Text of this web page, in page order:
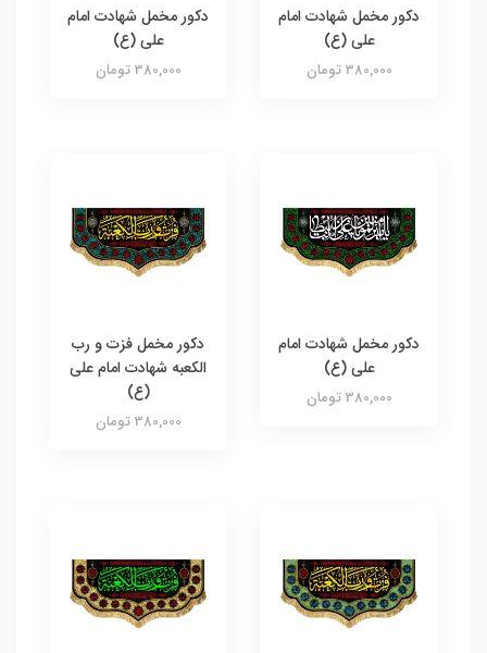
دکور مخمل شهادت امام
علی (ع)
380,000 تومان
دکور مخمل شهادت امام
علی (ع)
380,000 تومان
دکور مخمل شهادت امام
علی (ع)
380,000 تومان
دکور مخمل فزت و رب
الکعبه شهادت امام علی
(ع)
380,000 تومان